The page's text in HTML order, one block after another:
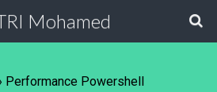
Mohamed
Performance Powershell